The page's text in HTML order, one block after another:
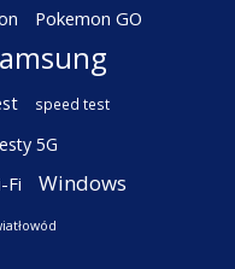
Pokemon GO
speed test
5G
Fi Windows